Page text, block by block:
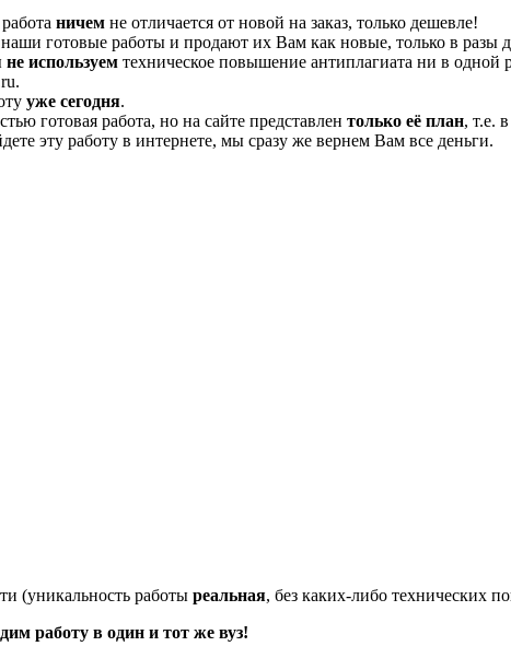
ничем не отличается от новой на заказ, только дешевле!
готовые работы и продают их Вам как новые, только в разы
не используем техническое повышение антиплагиата ни в одной
уже сегодня.
готовая работа, но на сайте представлен только её план, т.е.
эту работу в интернете, мы сразу же вернем Вам все деньги.
(уникальность работы реальная, без каких-либо технических
работу в один и тот же вуз!